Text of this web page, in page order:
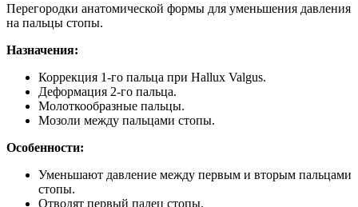
Перегородки анатомической формы для уменьшения давления
на пальцы стопы.
Назначения:
Коррекция 1-го пальца при Hallux Valgus.
Деформация 2-го пальца.
Молоткообразные пальцы.
Мозоли между пальцами стопы.
Особенности:
Уменьшают давление между первым и вторым пальцами
стопы.
Отводят первый палец стопы.